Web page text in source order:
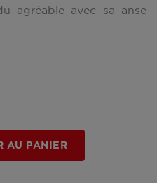
agréable avec sa anse
AU PANIER